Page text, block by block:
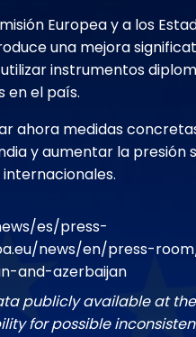
Europea y a los
una mejora
instrumentos
en el país.
ahora medidas
y aumentar la presión
es/press-
news/en/press-room/
and-azerbaijan
publicly available at
for possible